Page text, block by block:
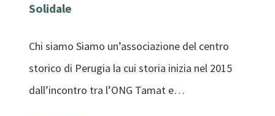
Solidale
Chi siamo Siamo un’associazione del centro
storico di Perugia la cui storia inizia nel 2015
dall’incontro tra l’ONG Tamat e…